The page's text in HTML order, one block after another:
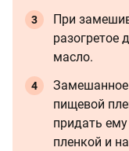
При
разогретое
масло.
Замешанное
пищевой
придать
пленкой и